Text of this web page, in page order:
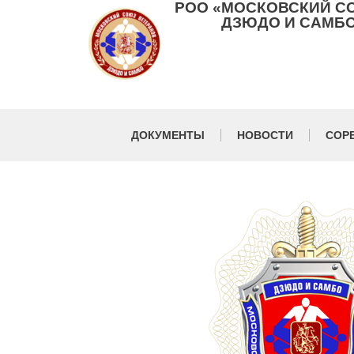
РОО «МОСКОВСКИЙ
ДЗЮДО И
ДОКУМЕНТЫ НОВОСТИ